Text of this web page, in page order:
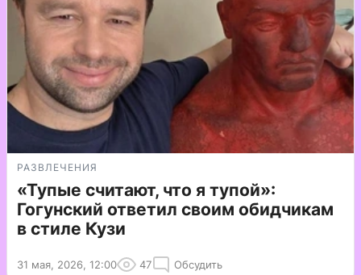
РАЗВЛЕЧЕНИЯ
«Тупые считают, что я тупой»:
Гогунский ответил своим обидчикам
в стиле Кузи
31 мая, 2026, 12:00 47 Обсудить